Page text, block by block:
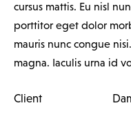
cursus mattis. Eu nisl
porttitor eget dolor
mauris nunc congue
magna. Iaculis urna id
Client